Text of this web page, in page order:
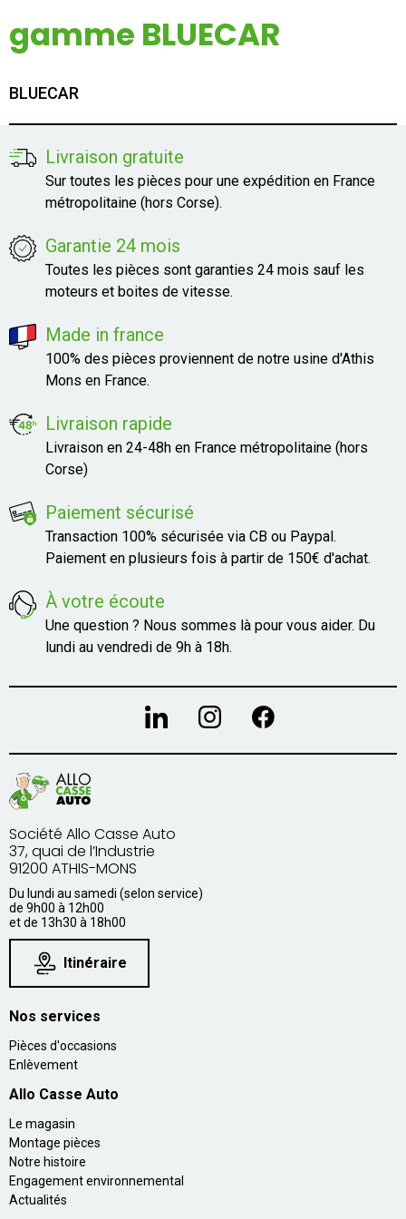
gamme BLUECAR
BLUECAR
Livraison gratuite
Sur toutes les pièces pour une expédition en France
métropolitaine (hors Corse).
Garantie 24 mois
Toutes les pièces sont garanties 24 mois sauf les
moteurs et boites de vitesse.
Made in france
100% des pièces proviennent de notre usine d'Athis
Mons en France.
Livraison rapide
Livraison en 24-48h en France métropolitaine (hors
Corse)
Paiement sécurisé
Transaction 100% sécurisée via CB ou Paypal.
Paiement en plusieurs fois à partir de 150€ d'achat.
À votre écoute
Une question ? Nous sommes là pour vous aider. Du
lundi au vendredi de 9h à 18h.
Société Allo Casse Auto
37, quai de l’Industrie
91200 ATHIS-MONS
Du lundi au samedi (selon service)
de 9h00 à 12h00
et de 13h30 à 18h00
Itinéraire
Nos services
Pièces d'occasions
Enlèvement
Allo Casse Auto
Le magasin
Montage pièces
Notre histoire
Engagement environnemental
Actualités